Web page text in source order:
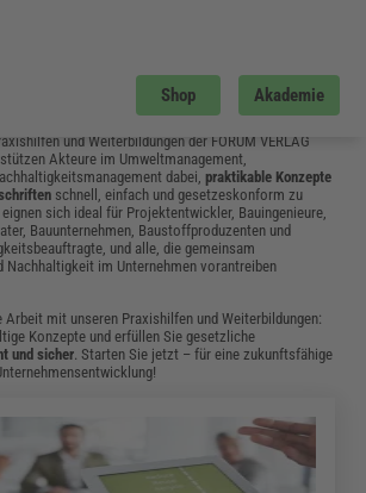
Shop Akademie
(esrs) Sind Verpflichtend
Umwelt spielt eine zentrale Rolle für die
und Weiterbildungen der FORUM VERLAG
Akteure im Umweltmanagement,
dabei, praktikable Konzepte
schnell, einfach und gesetzeskonform zu
sich ideal für Projektentwickler, Bauingenieure,
Bauunternehmen, Baustoffproduzenten und
und alle, die gemeinsam
Nachhaltigkeit im Unternehmen vorantreiben
Arbeit mit unseren Praxishilfen und Weiterbildungen:
Konzepte und erfüllen Sie gesetzliche
und sicher. Starten Sie jetzt – für eine zukunftsfähige